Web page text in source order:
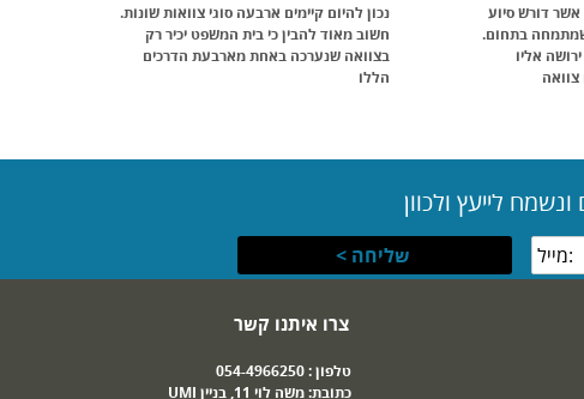
נכון להיום קיימים ארבעה סוגי צוואות שונות.
חשוב מאוד להבין כי בית המשפט יכיר רק
בצוואה שנערכה באחת מארבעת הדרכים
הללו
דורש סיוע
שמתמחה בתחום.
אליו
לייעץ ולכוון
צרו איתנו קשר
טלפון :054-4966250
כתובת: משה לוי 11, בניין UMI